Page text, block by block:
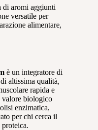
di aromi aggiunti
versatile per
alimentare,
è un integratore di
altissima qualità,
rapida e
valore biologico
enzimatica,
per chi cerca il